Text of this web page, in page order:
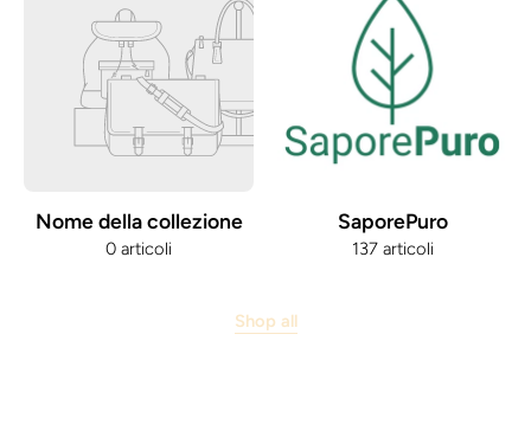
Nome della collezione
0 articoli
SaporePuro
137 articoli
Shop all